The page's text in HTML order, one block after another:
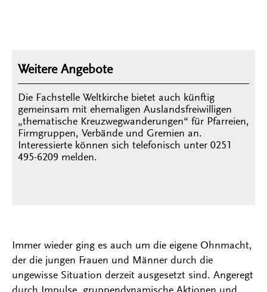
Weitere Angebote
Die Fachstelle Weltkirche bietet auch künftig
gemeinsam mit ehemaligen Auslandsfreiwilligen
„thematische Kreuzwegwanderungen“ für Pfarreien,
Firmgruppen, Verbände und Gremien an.
Interessierte können sich telefonisch unter 0251
495-6209 melden.
Immer wieder ging es auch um die eigene Ohnmacht,
der die jungen Frauen und Männer durch die
ungewisse Situation derzeit ausgesetzt sind. Angeregt